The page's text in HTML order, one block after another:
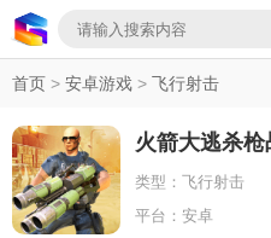
首页 > 安卓游戏 > 飞行射击
火箭大逃杀枪
类型： 飞行射击
平台： 安卓